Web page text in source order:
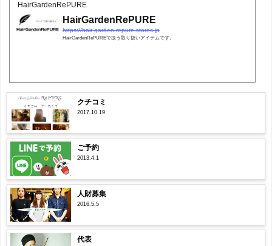
HairGardenRePURE
HairGardenRePURE
https://hair-garden-repure.stores.jp
HairGardenRePUREで扱う取り扱いアイテムです。
クチコミ
2017.10.19
ご予約
2013.4.1
人財募集
2016.5.5
代表